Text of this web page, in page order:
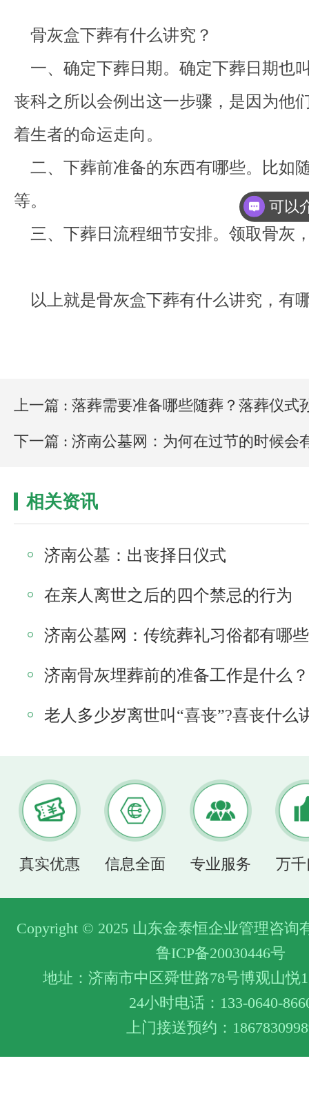
骨灰盒下葬有什么讲究？
一、确定下葬日期。确定下葬日期也
丧科之所以会例出这一步骤，是因为他
着生者的命运走向。
二、下葬前准备的东西有哪些。比如
等。
三、下葬日流程细节安排。领取骨灰
以上就是骨灰盒下葬有什么讲究，有
上一篇 : 落葬需要准备哪些随葬？落葬仪式
下一篇 : 济南公墓网：为何在过节的时候会
相关资讯
济南公墓：出丧择日仪式
在亲人离世之后的四个禁忌的行为
济南公墓网：传统葬礼习俗都有哪些
济南骨灰埋葬前的准备工作是什么？
老人多少岁离世叫“喜丧”?喜丧什么
真实优惠 信息全面 专业服务 万
Copyright © 2025 山东金泰恒企业管理咨询
鲁ICP备20030446号
地址：济南市中区舜世路78号博观山悦
24小时电话：133-0640-
上门接送预约：